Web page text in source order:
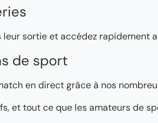
leur sortie et accédez rapidement
de sport
en direct grâce à nos
et tout ce que les amateurs de